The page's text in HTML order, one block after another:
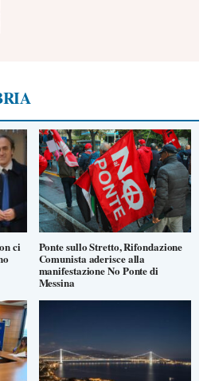
ci Ponte sullo Stretto, Rifondazione
Comunista aderisce alla
manifestazione No Ponte di
Messina